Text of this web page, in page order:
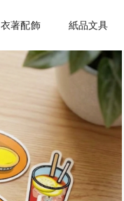
衣著配飾 紙品文具